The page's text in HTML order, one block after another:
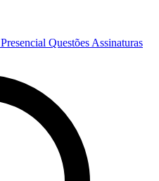
Presencial Questões Assinaturas